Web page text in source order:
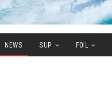
NEWS SUP FOIL